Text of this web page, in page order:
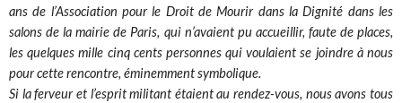
ans de l’Association pour le Droit de Mourir dans la Dignité dans les
salons de la mairie de Paris, qui n’avaient pu accueillir, faute de places,
les quelques mille cinq cents personnes qui voulaient se joindre à nous
pour cette rencontre, éminemment symbolique.
Si la ferveur et l’esprit militant étaient au rendez-vous, nous avons tous